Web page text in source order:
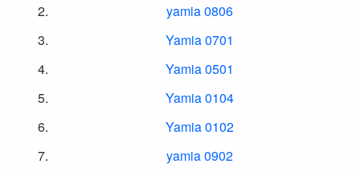
yamia 0806
Yamia 0701
Yamia 0501
Yamia 0104
Yamia 0102
yamia 0902